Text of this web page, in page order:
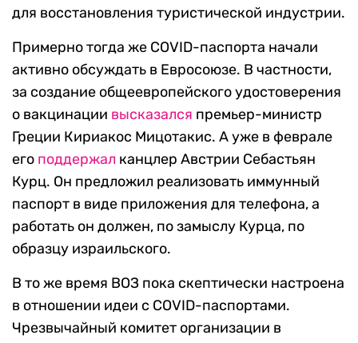
для восстановления туристической индустрии.
Примерно тогда же COVID-паспорта начали
активно обсуждать в Евросоюзе. В частности,
за создание общеевропейского удостоверения
о вакцинации высказался премьер-министр
Греции Кириакос Мицотакис. А уже в феврале
его поддержал канцлер Австрии Себастьян
Курц. Он предложил реализовать иммунный
паспорт в виде приложения для телефона, а
работать он должен, по замыслу Курца, по
образцу израильского.
В то же время ВОЗ пока скептически настроена
в отношении идеи с COVID-паспортами.
Чрезвычайный комитет организации в